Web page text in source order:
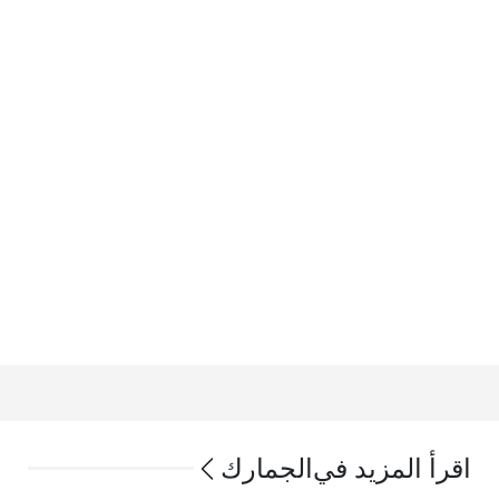
اقرأ المزيد في الجمارك